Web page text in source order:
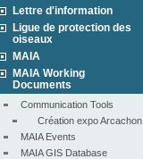
Lettre d'information
Ligue de protection des
oiseaux
MAIA
MAIA Working
Documents
Communication Tools
Création expo Arcachon
MAIA Events
MAIA GIS Database